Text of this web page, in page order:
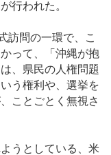
行われた。
訪問の一環で、こ
って、「沖縄が抱
、県民の人権問題
う権利や、選挙を
ことごとく無視さ
うとしている、米